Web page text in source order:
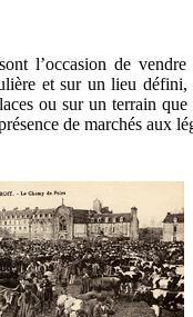
l’occasion de
et sur un lieu défini,
ou sur un terrain
de marchés aux